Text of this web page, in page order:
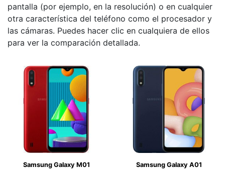
pantalla (por ejemplo, en la resolución) o en cualquier
otra característica del teléfono como el procesador y
las cámaras. Puedes hacer clic en cualquiera de ellos
para ver la comparación detallada.
Samsung Galaxy M01
Samsung Galaxy A01